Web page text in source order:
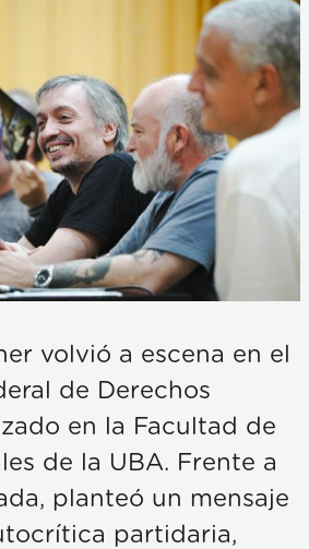
volvió a escena en el
de Derechos
en la Facultad de
de la UBA. Frente a
planteó un mensaje
partidaria,